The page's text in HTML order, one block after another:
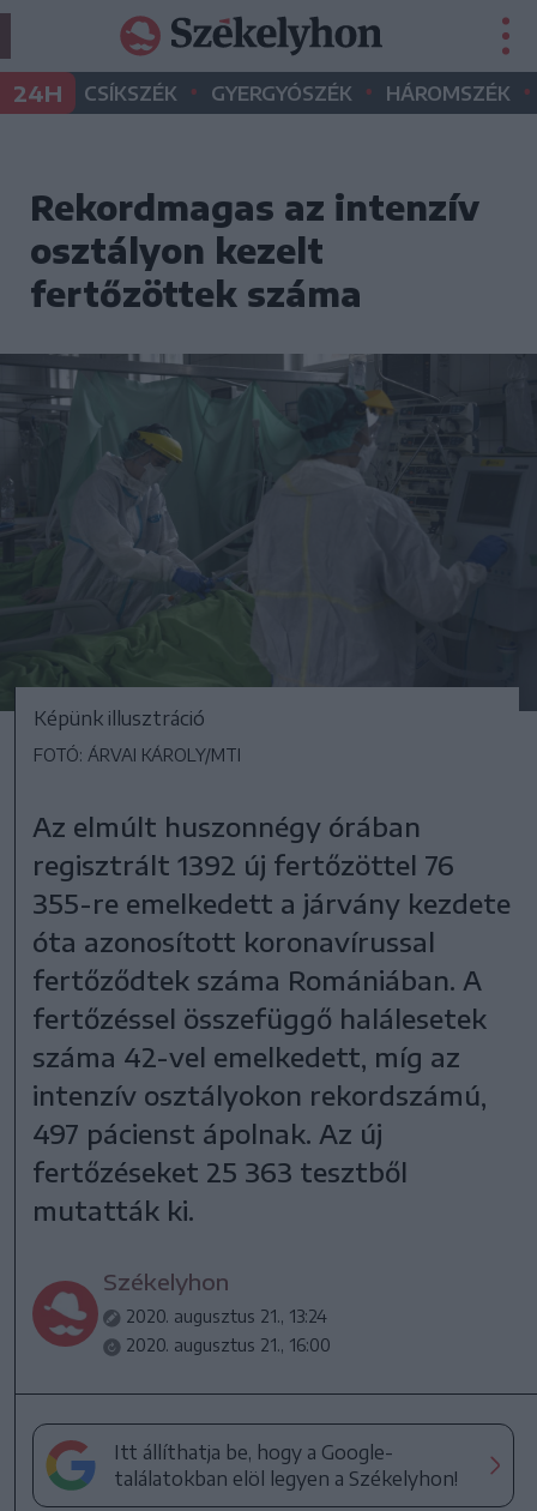
24H CSÍKSZÉK • GYERGYÓSZÉK • HÁROMSZÉK •
Rekordmagas az intenzív
osztályon kezelt
fertőzöttek száma
Képünk illusztráció
FOTÓ: ÁRVAI KÁROLY/MTI
Az elmúlt huszonnégy órában
regisztrált 1392 új fertőzöttel 76
355-re emelkedett a járvány kezdete
óta azonosított koronavírussal
fertőződtek száma Romániában. A
fertőzéssel összefüggő halálesetek
száma 42-vel emelkedett, míg az
intenzív osztályokon rekordszámú,
497 pácienst ápolnak. Az új
fertőzéseket 25 363 tesztből
mutatták ki.
Székelyhon
2020. augusztus 21., 13:24
2020. augusztus 21., 16:00
Itt állíthatja be, hogy a Google-
találatokban elöl legyen a Székelyhon!